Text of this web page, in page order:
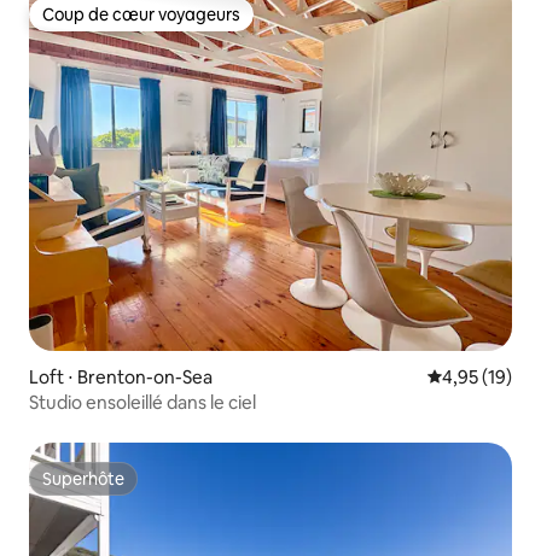
Coup de cœur voyageurs
Coup de cœur voyageurs
Loft ⋅ Brenton-on-Sea Évaluation
4,95 (19)
Studio ensoleillé dans le ciel
Superhôte
Superhôte